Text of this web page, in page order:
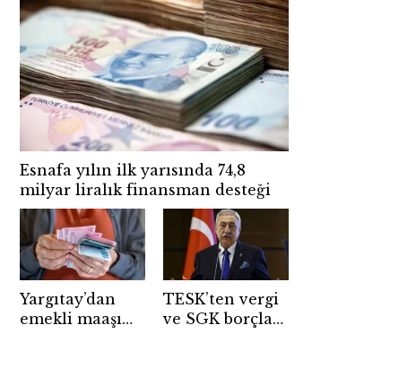
ülkelik pazar
rehberi
arttı
Esnafa yılın ilk yarısında 74,8
milyar liralık finansman desteği
Yargıtay’dan
emekli maaşı
TESK’ten vergi
ve SGK borçları